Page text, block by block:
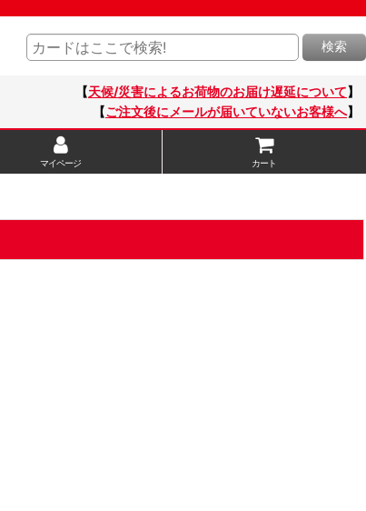
検索
【天候/災害によるお荷物のお届け遅延について】
【ご注文後にメールが届いていないお客様へ】
マイページ カート